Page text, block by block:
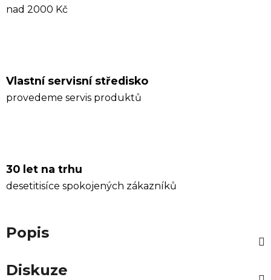
nad 2000 Kč
Vlastní servisní středisko
provedeme servis produktů
30 let na trhu
desetitisíce spokojených zákazníků
Popis
Diskuze